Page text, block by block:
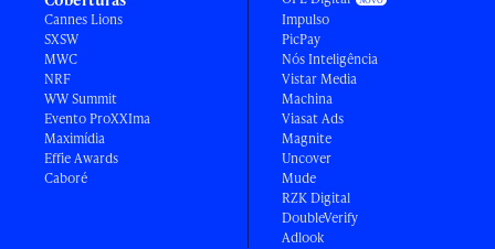
Cannes Lions
SXSW
MWC
NRF
WW Summit
Evento ProXXIma
Maximídia
Effie Awards
Caboré
Impulso
PicPay
Nós Inteligência
Vistar Media
Machina
Viasat Ads
Magnite
Uncover
Mude
RZK Digital
DoubleVerify
Adlook